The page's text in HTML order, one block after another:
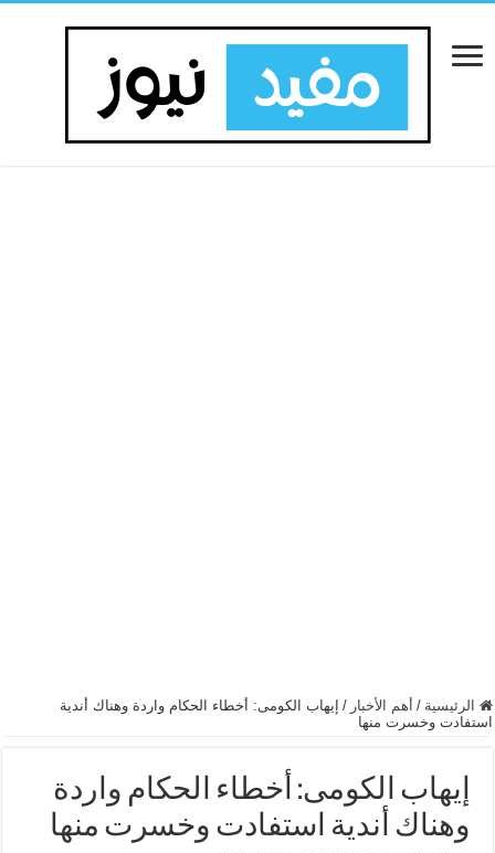
الرئيسية / أهم الأخبار / إيهاب الكومى: أخطاء الحكام واردة وهناك أندية
استفادت وخسرت منها
إيهاب الكومى: أخطاء الحكام واردة
وهناك أندية استفادت وخسرت منها